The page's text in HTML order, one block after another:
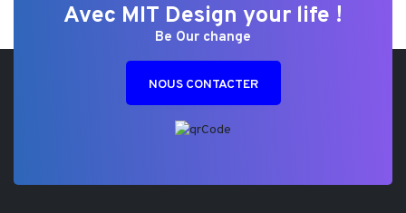
Avec MIT Design your life !
Be Our change
NOUS CONTACTER